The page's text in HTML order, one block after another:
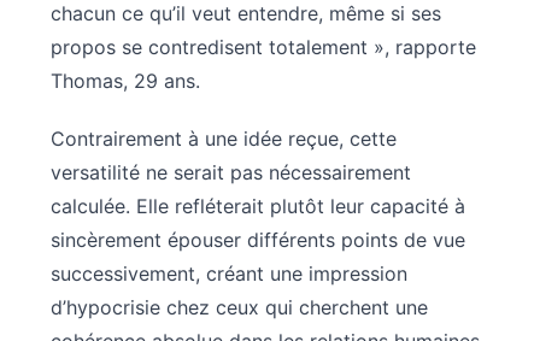
chacun ce qu’il veut entendre, même si ses
propos se contredisent totalement », rapporte
Thomas, 29 ans.
Contrairement à une idée reçue, cette
versatilité ne serait pas nécessairement
calculée. Elle refléterait plutôt leur capacité à
sincèrement épouser différents points de vue
successivement, créant une impression
d’hypocrisie chez ceux qui cherchent une